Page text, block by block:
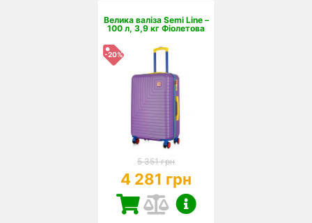
Велика валіза Semi Line –
100 л, 3,9 кг Фіолетова
-20%
5 351 грн
4 281 грн